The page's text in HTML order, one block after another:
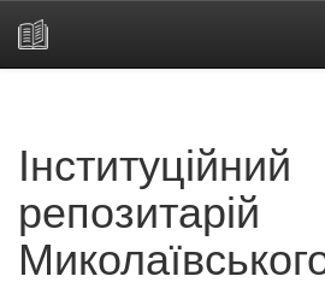
Інституційний
репозитарій